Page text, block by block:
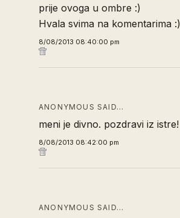
prije ovoga u ombre :)
Hvala svima na komentarima :)
8/08/2013 08:40:00 pm
ANONYMOUS SAID…
meni je divno. pozdravi iz istre!
8/08/2013 08:42:00 pm
ANONYMOUS SAID…